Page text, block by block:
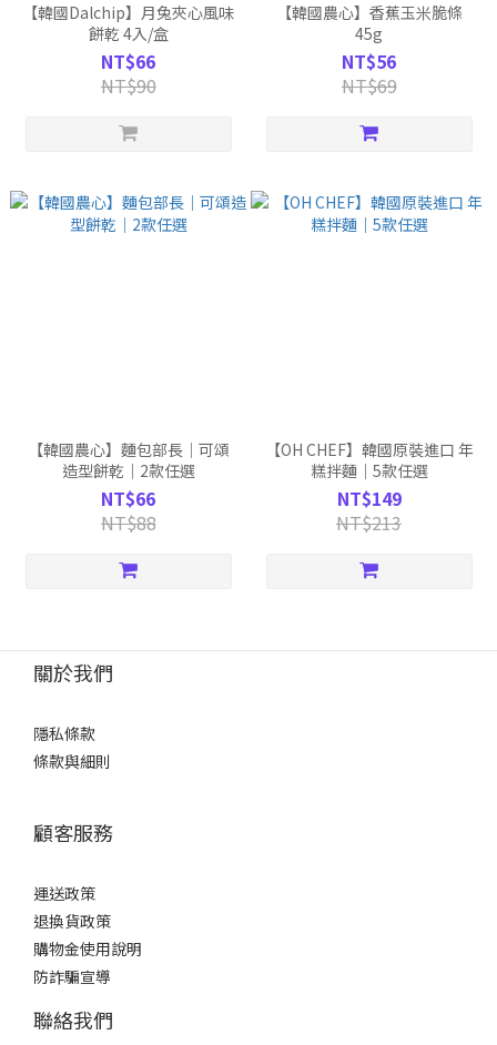
【韓國Dalchip】月兔夾心風味
餅乾 4入/盒
NT$66
NT$90
【韓國農心】香蕉玉米脆條
45g
NT$56
NT$69
【韓國農心】麵包部長｜可頌
造型餅乾｜2款任選
NT$66
NT$88
【OH CHEF】韓國原裝進口 年
糕拌麵｜5款任選
NT$149
NT$213
關於我們
隱私條款
條款與細則
顧客服務
運送政策
退換貨政策
購物金使用說明
防詐騙宣導
聯絡我們